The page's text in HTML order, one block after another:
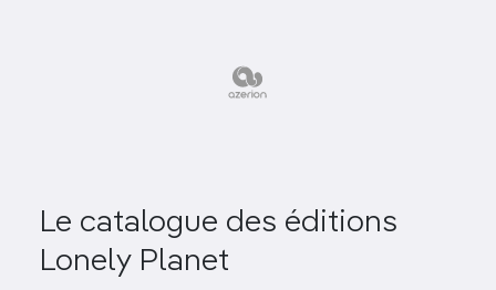
Le catalogue des éditions
Lonely Planet